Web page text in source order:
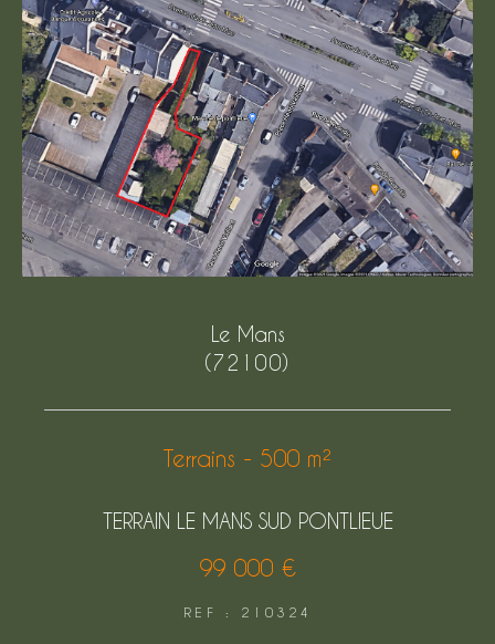
Le Mans
(72100)
Terrains - 500 m²
TERRAIN LE MANS SUD PONTLIEUE
99 000 €
REF : 210324
Ville
Budget
Budget
Surface
Surface
Pièces
Pièces
TERRASSE PARKING
PISCINE
FILTRER PAR